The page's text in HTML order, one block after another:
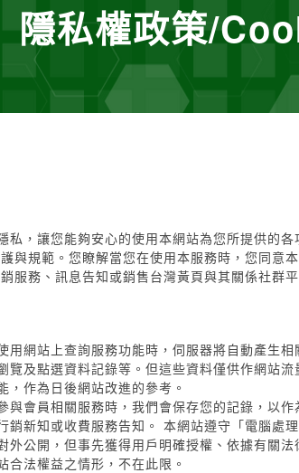
隱私權政策/
私，讓您能夠安心的使用本網站為您所提供的
護與規範。您瞭解當您在使用本服務時，您同意
服務、訊息告知或銷售台灣黃頁與其關係社群
用網站上查詢服務功能時，伺服器將自動產生
覽及點選資料記錄等。但這些資料僅供作網站
，作為日後網站改進的參考。
與會員相關服務時，我們會保存您的記錄，以
銷新知或收費服務告知。 本網站遵守「電腦處
外公開，但事先獲得用戶明確授權、依據有關
合法權益之情形，不在此限。